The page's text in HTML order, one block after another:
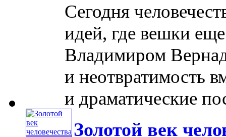
Сегодня
идей, где вешки
Владимиром
и неотвратимость
и драматические
Золотой век